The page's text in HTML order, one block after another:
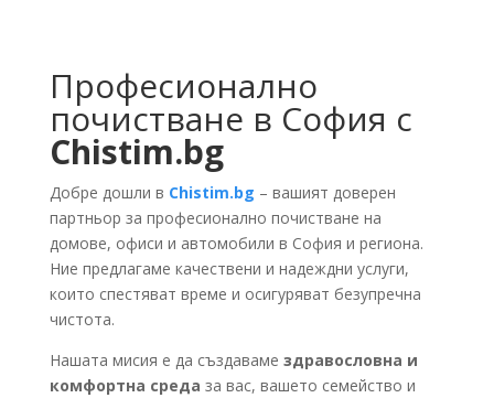
Професионално
почистване в София с
Chistim.bg
Добре дошли в Chistim.bg – вашият доверен
партньор за професионално почистване на
домове, офиси и автомобили в София и региона.
Ние предлагаме качествени и надеждни услуги,
които спестяват време и осигуряват безупречна
чистота.
Нашата мисия е да създаваме здравословна и
комфортна среда за вас, вашето семейство и